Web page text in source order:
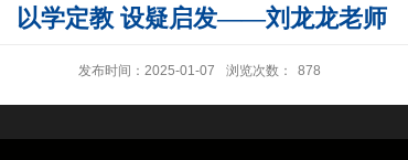
以学定教 设疑启发——刘龙龙老师
发布时间：2025-01-07 浏览次数： 878